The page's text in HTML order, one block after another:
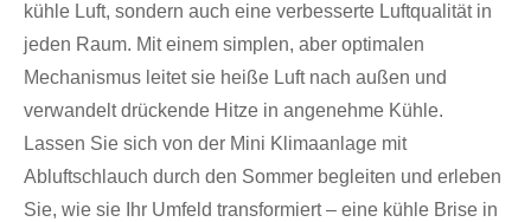
kühle Luft, sondern auch eine verbesserte Luftqualität in
jeden Raum. Mit einem simplen, aber optimalen
Mechanismus leitet sie heiße Luft nach außen und
verwandelt drückende Hitze in angenehme Kühle.
Lassen Sie sich von der Mini Klimaanlage mit
Abluftschlauch durch den Sommer begleiten und erleben
Sie, wie sie Ihr Umfeld transformiert – eine kühle Brise in